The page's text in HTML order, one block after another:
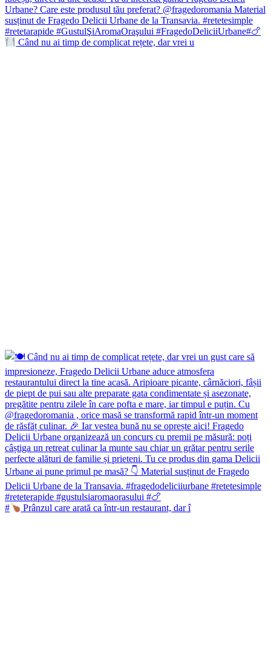
Când nu ai timp de complicat rețete, dar vrei u
# Prânzul care arată ca într-un restaurant, dar î